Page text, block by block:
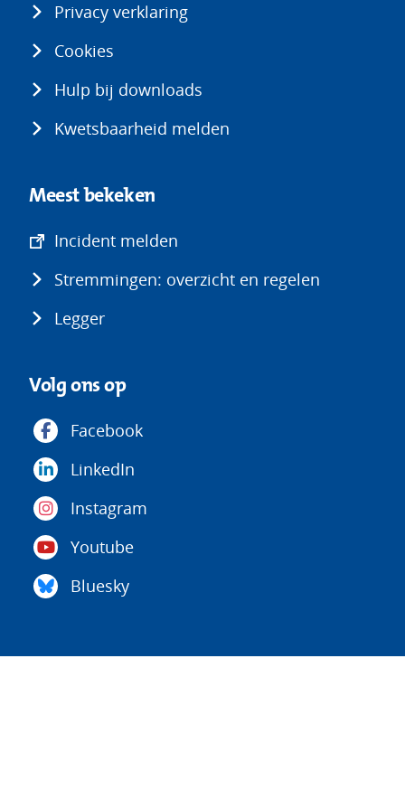
Privacy verklaring
Cookies
Hulp bij downloads
Kwetsbaarheid melden
Meest bekeken
Incident melden
nieuw
Stremmingen: overzicht en regelen
Legger
Volg ons op
Facebook
LinkedIn
Instagram
Youtube
Bluesky